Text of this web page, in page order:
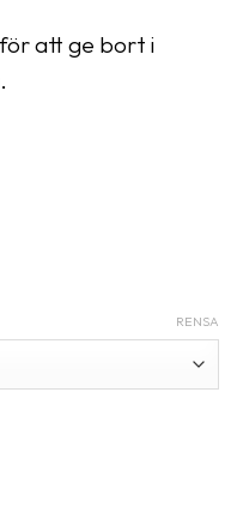
att ge bort i
RENSA